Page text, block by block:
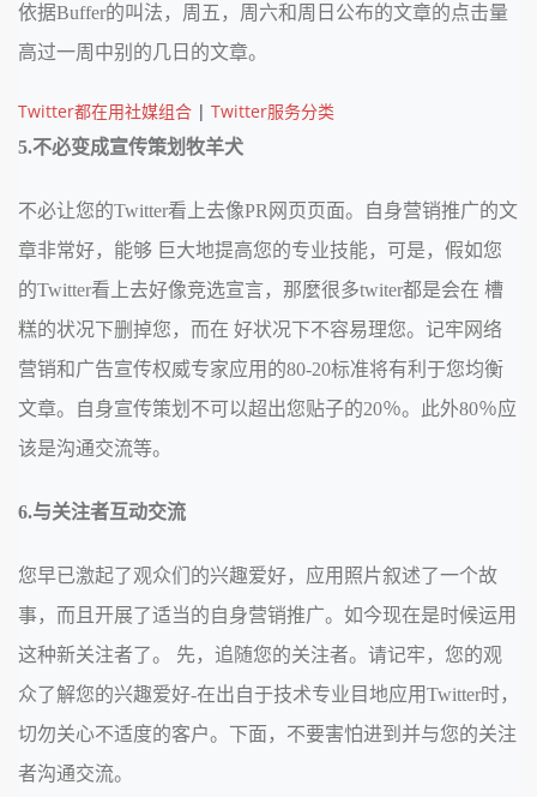
依据Buffer的叫法，周五，周六和周日公布的文章的点击量
高过一周中别的几日的文章。
Twitter都在用社媒组合 | Twitter服务分类
5.不必变成宣传策划牧羊犬
不必让您的Twitter看上去像PR网页页面。自身营销推广的文
章非常好，能够 巨大地提高您的专业技能，可是，假如您
的Twitter看上去好像竞选宣言，那麼很多twiter都是会在 槽
糕的状况下删掉您，而在 好状况下不容易理您。记牢网络
营销和广告宣传权威专家应用的80-20标准将有利于您均衡
文章。自身宣传策划不可以超出您贴子的20％。此外80％应
该是沟通交流等。
6.与关注者互动交流
您早已激起了观众们的兴趣爱好，应用照片叙述了一个故
事，而且开展了适当的自身营销推广。如今现在是时候运用
这种新关注者了。 先，追随您的关注者。请记牢，您的观
众了解您的兴趣爱好-在出自于技术专业目地应用Twitter时，
切勿关心不适度的客户。下面，不要害怕进到并与您的关注
者沟通交流。